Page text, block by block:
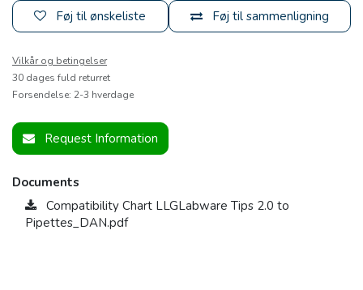
Føj til sammenligning
Føj til ønskeliste
Vilkår og betingelser
30 dages fuld returret
Forsendelse: 2-3 hverdage
Request Information
Documents
Compatibility Chart LLGLabware Tips 2.0 to
Pipettes_DAN.pdf